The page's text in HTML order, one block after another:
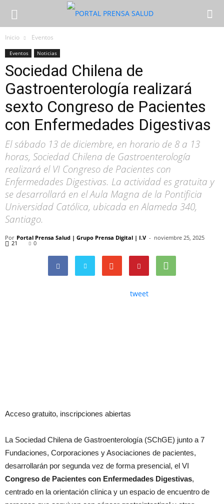
Inicio Eventos
Eventos Noticias
Sociedad Chilena de
Gastroenterología realizará
sexto Congreso de Pacientes
con Enfermedades Digestivas
El sábado 13 de diciembre, en horario de 8 a 13
horas, Sociedad Chilena de Gastroenterología
realizará el VI Congreso de Pacientes con
Enfermedades Digestivas. La actividad es gratuita y
se desarrollará en el Aula Magna de la Pontificia
Universidad Católica, ubicada en Alameda 340,
Santiago.
Por Portal Prensa Salud | Grupo Prensa Digital | I.V - noviembre 25, 2025
21 0
tweet
Acceso gratuito, inscripciones abiertas
La Sociedad Chilena de Gastroenterología (SChGE) junto a 7
Fundaciones, Corporaciones y Asociaciones de pacientes,
desarrollarán por segunda vez de forma presencial, el VI
Congreso de Pacientes con Enfermedades Digestivas,
centrado en la orientación clínica y un espacio de encuentro de